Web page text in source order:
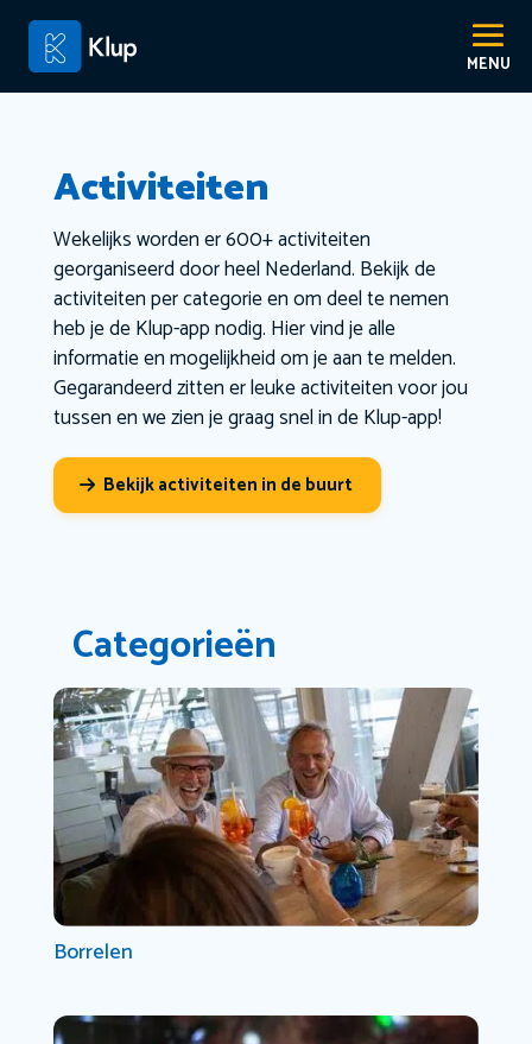
Activiteiten
Wekelijks worden er 600+ activiteiten
georganiseerd door heel Nederland. Bekijk de
activiteiten per categorie en om deel te nemen
heb je de Klup-app nodig. Hier vind je alle
informatie en mogelijkheid om je aan te melden.
Gegarandeerd zitten er leuke activiteiten voor jou
tussen en we zien je graag snel in de Klup-app!
Bekijk activiteiten in de buurt
Categorieën
Borrelen